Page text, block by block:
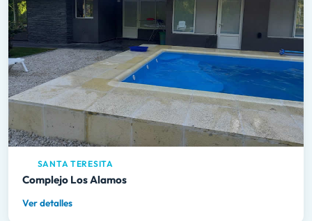
SANTA TERESITA
Complejo Los Alamos
Ver detalles